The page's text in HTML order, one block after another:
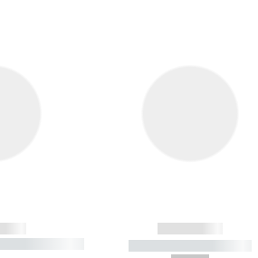
----------
------------
----------- -----------